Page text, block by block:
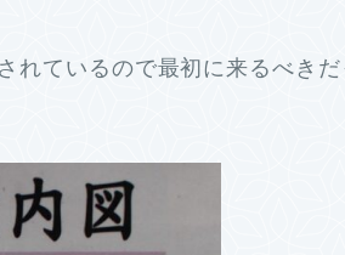
れているので最初に来るべきだ